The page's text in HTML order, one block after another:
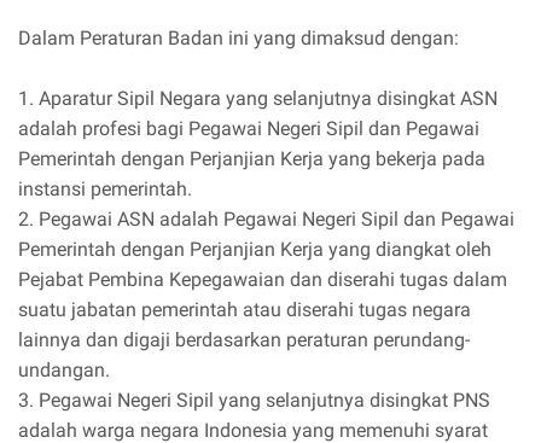
Dalam Peraturan Badan ini yang dimaksud dengan:
1. Aparatur Sipil Negara yang selanjutnya disingkat ASN
adalah profesi bagi Pegawai Negeri Sipil dan Pegawai
Pemerintah dengan Perjanjian Kerja yang bekerja pada
instansi pemerintah.
2. Pegawai ASN adalah Pegawai Negeri Sipil dan Pegawai
Pemerintah dengan Perjanjian Kerja yang diangkat oleh
Pejabat Pembina Kepegawaian dan diserahi tugas dalam
suatu jabatan pemerintah atau diserahi tugas negara
lainnya dan digaji berdasarkan peraturan perundang-
undangan.
3. Pegawai Negeri Sipil yang selanjutnya disingkat PNS
adalah warga negara Indonesia yang memenuhi syarat